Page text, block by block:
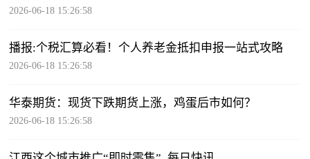
2026-06-18 15:26:58
播报:个税汇算必看！个人养老金抵扣申报一站式攻略
2026-06-18 15:26:58
华泰期货：现货下跌期货上涨，鸡蛋后市如何？
2026-06-18 15:26:58